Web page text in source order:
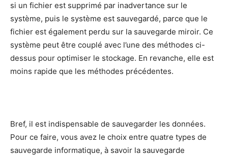
si un fichier est supprimé par inadvertance sur le
système, puis le système est sauvegardé, parce que le
fichier est également perdu sur la sauvegarde miroir. Ce
système peut être couplé avec l’une des méthodes ci-
dessus pour optimiser le stockage. En revanche, elle est
moins rapide que les méthodes précédentes.
Bref, il est indispensable de sauvegarder les données.
Pour ce faire, vous avez le choix entre quatre types de
sauvegarde informatique, à savoir la sauvegarde